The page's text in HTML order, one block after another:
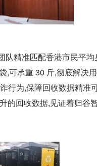
队精准匹配香港市民平均
,可承重 30 斤,彻底解决
行为,保障回收数据精准可
的回收数据,见证着归谷